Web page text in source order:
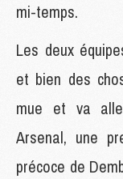
mi-temps.
Les deux
et bien des
mue et va
Arsenal, une
précoce de